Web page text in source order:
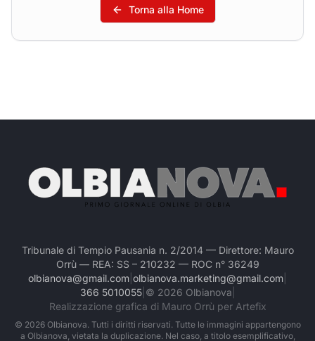
Torna alla Home
Tribunale di Tempio Pausania n. 2/2014 — Direttore: Mauro
Orrù — REA: SS – 210232 — ROC n° 36249
olbianova@gmail.com olbianova.marketing@gmail.com
366 5010055| © 2026 Olbianova
Realizzazione grafica di Mauro Orrù per Artefix
© 2026Olbianova. Tutti i diritti riservati. Tutte le immagini appartengono
a Olbianova, vietata la duplicazione. Nel caso, a titolo esemplificativo,